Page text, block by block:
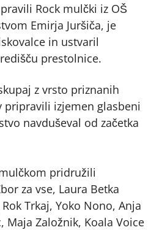
Rock mulčki iz OŠ
Emirja Juršiča, je
in ustvaril
prestolnice.
z vrsto priznanih
pripravili izjemen glasbeni
navduševal od začetka
pridružili
za vse, Laura Betka
Trkaj, Yoko Nono, Anja
Maja Založnik, Koala Voice